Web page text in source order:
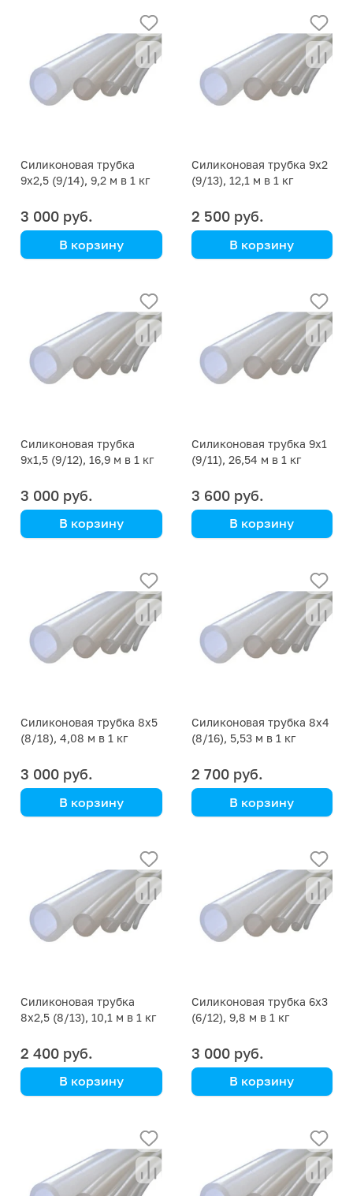
Силиконовая трубка
9х2,5 (9/14), 9,2 м в 1 кг
3 000 руб.
В корзину
Силиконовая трубка 9х2
(9/13), 12,1 м в 1 кг
2 500 руб.
В корзину
Силиконовая трубка
9х1,5 (9/12), 16,9 м в 1 кг
3 000 руб.
В корзину
Силиконовая трубка 9х1
(9/11), 26,54 м в 1 кг
3 600 руб.
В корзину
Силиконовая трубка 8х5
(8/18), 4,08 м в 1 кг
3 000 руб.
В корзину
Силиконовая трубка 8х4
(8/16), 5,53 м в 1 кг
2 700 руб.
В корзину
Силиконовая трубка
8х2,5 (8/13), 10,1 м в 1 кг
2 400 руб.
В корзину
Силиконовая трубка 6х3
(6/12), 9,8 м в 1 кг
3 000 руб.
В корзину